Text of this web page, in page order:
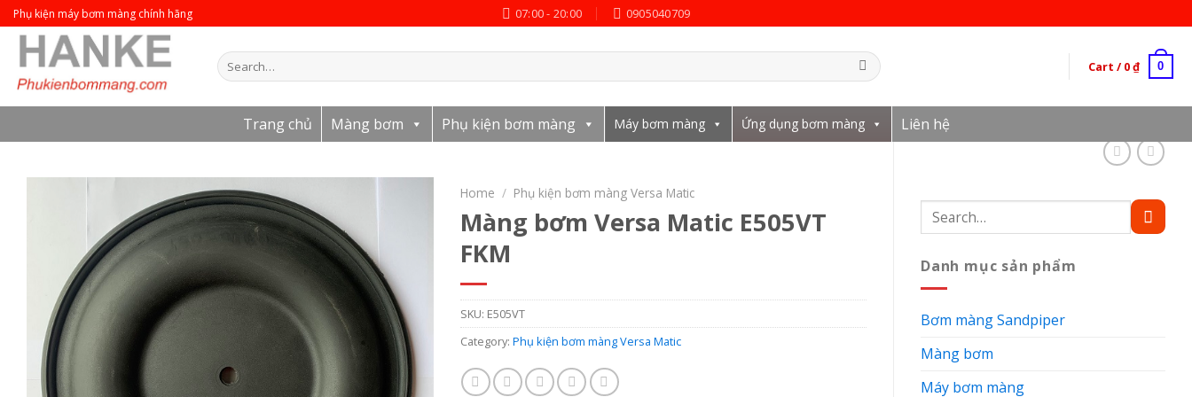
Skip
to
content
Phụ kiện máy bơm màng chính hãng 07:00 - 20:00 0905040709
Search
for:
Cart / 0₫ 0
Trang chủ Màng bơm Phụ kiện bơm màng Máy bơm màng Ứng dụng bơm màng Liên hệ
Search
for:
Danh mục sản phẩm
Bơm màng Sandpiper
Màng bơm
Máy bơm màng
Home / Phụ kiện bơm màng Versa Matic
Màng bơm Versa Matic E505VT
FKM
SKU: E505VT
Category: Phụ kiện bơm màng Versa Matic